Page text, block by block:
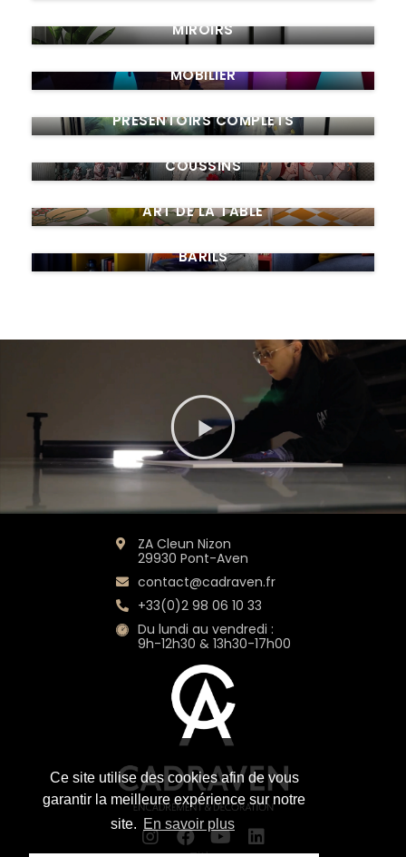
Ce site utilise des cookies afin de vous
garantir la meilleure expérience sur notre
site. En savoir plus
MIROIRS
MOBILIER
PRÉSENTOIRS COMPLETS
COUSSINS
ART DE LA TABLE
BARILS
ZA Cleun Nizon
29930 Pont-Aven
contact@cadraven.fr
+33(0)2 98 06 10 33
Du lundi au vendredi :
9h-12h30 & 13h30-17h00